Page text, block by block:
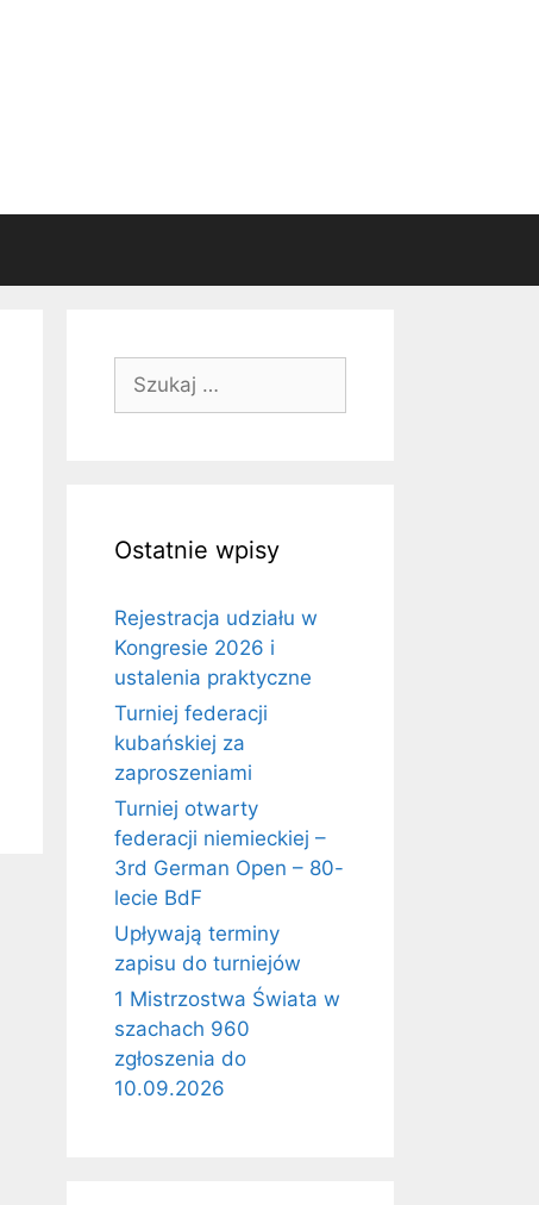
Ostatnie wpisy
Rejestracja udziału w
Kongresie 2026 i
ustalenia praktyczne
Turniej federacji
kubańskiej za
zaproszeniami
Turniej otwarty
federacji niemieckiej –
3rd German Open – 80-
lecie BdF
Upływają terminy
zapisu do turniejów
1 Mistrzostwa Świata w
szachach 960
zgłoszenia do
10.09.2026